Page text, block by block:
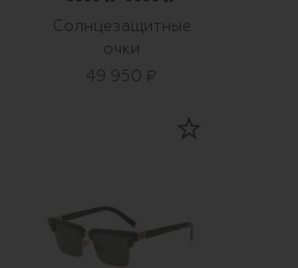
Солнцезащитные
очки
49 950 ₽